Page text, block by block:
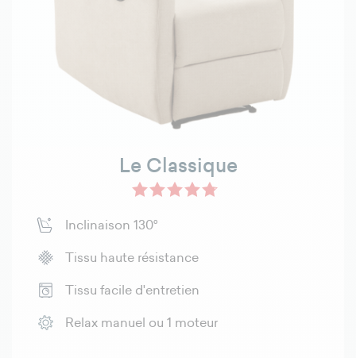
Le Classique
Inclinaison 130°
Tissu haute résistance
Tissu facile d'entretien
Relax manuel ou 1 moteur